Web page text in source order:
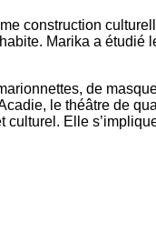
construction
Marika a étudié
de
le théâtre de
Elle